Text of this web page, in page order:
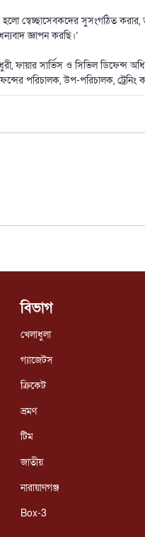
স্বেচ্ছাসেবকদের সুসংগঠিত
জ্ঞাপন করছি।’
ফায়ার সার্ভিস ও সিভিল ডিফেন্স
পরিচালক, উপ-পরিচালক, ট্রেনিং
বিভাগ
খেলাধুলা
গ্যাজেটস
ক্রিকেট
ভ্রমণ
টিম
জাতীয়
নারায়াণগঞ্জ
Box-3